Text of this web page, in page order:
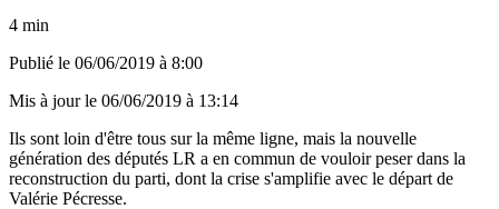
4 min
Publié le 06/06/2019 à 8:00
Mis à jour le 06/06/2019 à 13:14
Ils sont loin d'être tous sur la même ligne, mais la nouvelle
génération des députés LR a en commun de vouloir peser dans la
reconstruction du parti, dont la crise s'amplifie avec le départ de
Valérie Pécresse.